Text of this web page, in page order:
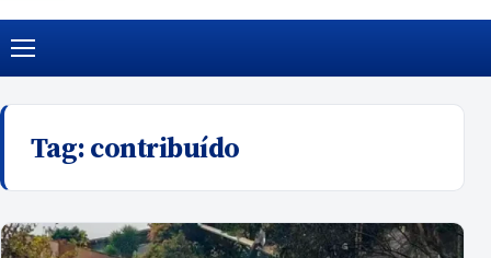
Menu
Tag:contribuído